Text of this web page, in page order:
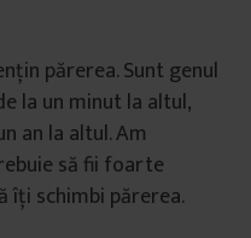
părerea. Sunt genul
la un minut la altul,
an la altul. Am
să fii foarte
îți schimbi părerea.